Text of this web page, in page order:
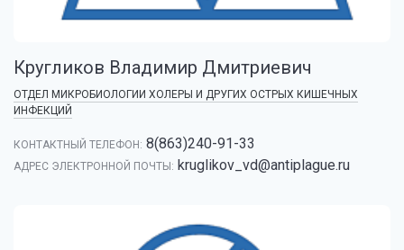
Кругликов Владимир Дмитриевич
ОТДЕЛ МИКРОБИОЛОГИИ ХОЛЕРЫ И ДРУГИХ ОСТРЫХ КИШЕЧНЫХ
ИНФЕКЦИЙ
КОНТАКТНЫЙ ТЕЛЕФОН: 8(863)240-91-33
АДРЕС ЭЛЕКТРОННОЙ ПОЧТЫ: kruglikov_vd@antiplague.ru